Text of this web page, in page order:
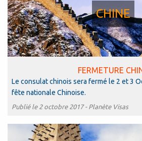
CHINE
FERMETURE
Le consulat chinois sera fermé le 2 et 3
fête nationale Chinoise.
Publié le 2 octobre 2017 - Planète Visas